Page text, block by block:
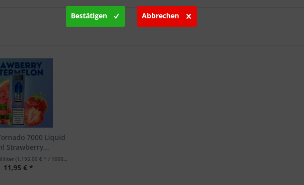
7000 Liquid
Strawberry...
(1.195,00 € * / 1000 Milliliter)
11,95 € *
Bestätigen Abbrechen